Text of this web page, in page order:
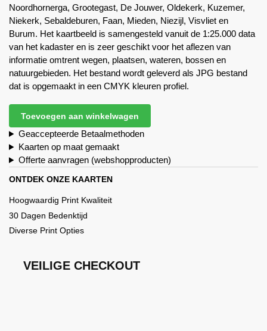
Noordhornerga, Grootegast, De Jouwer, Oldekerk, Kuzemer,
Niekerk, Sebaldeburen, Faan, Mieden, Niezijl, Visvliet en
Burum. Het kaartbeeld is samengesteld vanuit de 1:25.000 data
van het kadaster en is zeer geschikt voor het aflezen van
informatie omtrent wegen, plaatsen, wateren, bossen en
natuurgebieden. Het bestand wordt geleverd als JPG bestand
dat is opgemaakt in een CMYK kleuren profiel.
Toevoegen aan winkelwagen
Geaccepteerde Betaalmethoden
Kaarten op maat gemaakt
Offerte aanvragen (webshopproducten)
ONTDEK ONZE KAARTEN
Hoogwaardig Print Kwaliteit
30 Dagen Bedenktijd
Diverse Print Opties
VEILIGE CHECKOUT